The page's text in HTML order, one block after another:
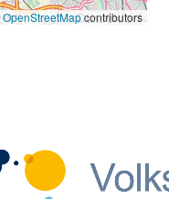
OpenStreetMapcontributors